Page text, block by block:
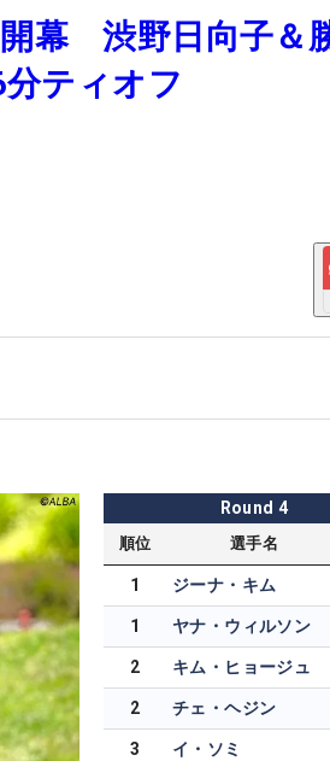
幕 渋野日向子＆
ティオフ
Round 4
順位 選手名
1 ジーナ・キム
1 ヤナ・ウィルソン
2 キム・ヒョージュ
2 チェ・ヘジン
3 イ・ソミ